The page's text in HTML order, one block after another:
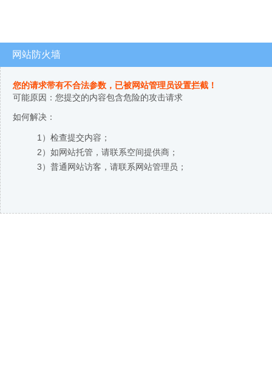
网站防火墙
您的请求带有不合法参数，已被网站管理员设置拦截！
可能原因：您提交的内容包含危险的攻击请求
如何解决：
1）检查提交内容；
2）如网站托管，请联系空间提供商；
3）普通网站访客，请联系网站管理员；